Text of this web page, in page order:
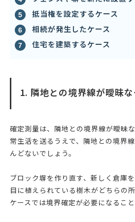
抵当権を設定するケース
相続が発生したケース
住宅を建築するケース
1. 隣地との境界線が曖昧
確定測量は、隣地との境界線が曖昧
常生活を送るうえで、隣地との境界
んどないでしょう。
ブロック塀を作り直す、新しく倉庫
目に植えられている樹木がどちらの
ケースでは境界確定が必要になること